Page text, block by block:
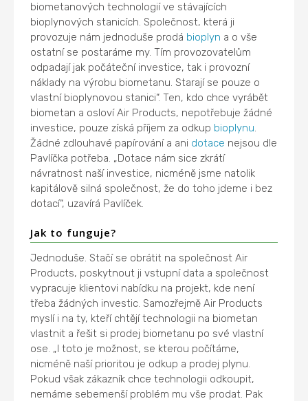
biometanových technologií ve stávajících
bioplynových stanicích. Společnost, která ji
provozuje nám jednoduše prodá bioplyn a o vše
ostatní se postaráme my. Tím provozovatelům
odpadají jak počáteční investice, tak i provozní
náklady na výrobu biometanu. Starají se pouze o
vlastní bioplynovou stanici“. Ten, kdo chce vyrábět
biometan a osloví Air Products, nepotřebuje žádné
investice, pouze získá příjem za odkup bioplynu.
Žádné zdlouhavé papírování a ani dotace nejsou dle
Pavlíčka potřeba. „Dotace nám sice zkrátí
návratnost naší investice, nicméně jsme natolik
kapitálově silná společnost, že do toho jdeme i bez
dotací“, uzavírá Pavlíček.
Jak to funguje?
Jednoduše. Stačí se obrátit na společnost Air
Products, poskytnout ji vstupní data a společnost
vypracuje klientovi nabídku na projekt, kde není
třeba žádných investic. Samozřejmě Air Products
myslí i na ty, kteří chtějí technologii na biometan
vlastnit a řešit si prodej biometanu po své vlastní
ose. „I toto je možnost, se kterou počítáme,
nicméně naší prioritou je odkup a prodej plynu.
Pokud však zákazník chce technologii odkoupit,
nemáme sebemenší problém mu vše prodat. Pak